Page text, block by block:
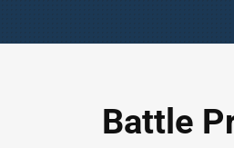
Battle